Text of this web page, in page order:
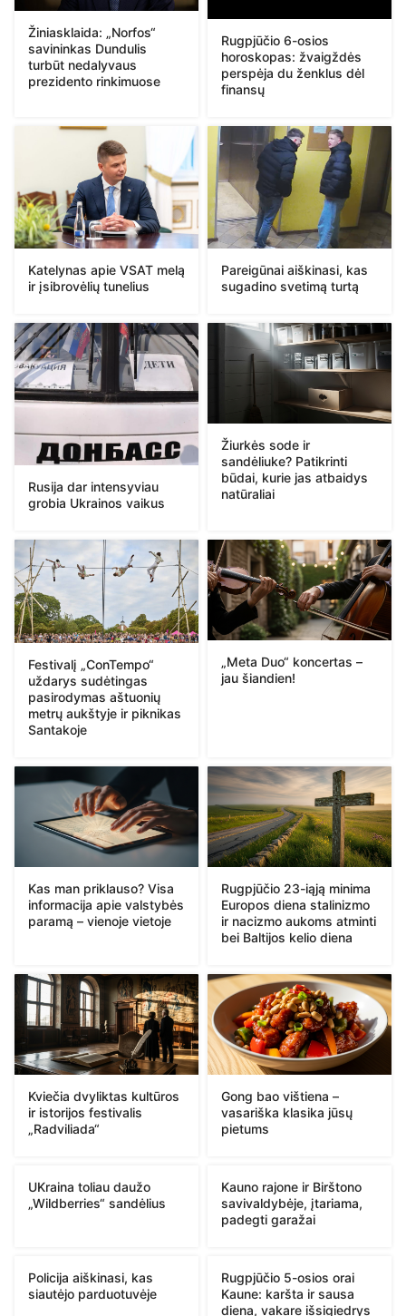
Žiniasklaida: „Norfos“
savininkas Dundulis
turbūt nedalyvaus
prezidento rinkimuose
Rugpjūčio 6-osios
horoskopas: žvaigždės
perspėja du ženklus dėl
finansų
Katelynas apie VSAT melą
ir įsibrovėlių tunelius
Pareigūnai aiškinasi, kas
sugadino svetimą turtą
Rusija dar intensyviau
grobia Ukrainos vaikus
Žiurkės sode ir
sandėliuke? Patikrinti
būdai, kurie jas atbaidys
natūraliai
Festivalį „ConTempo“
uždarys sudėtingas
pasirodymas aštuonių
metrų aukštyje ir piknikas
Santakoje
„Meta Duo“ koncertas –
jau šiandien!
Kas man priklauso? Visa
informacija apie valstybės
paramą – vienoje vietoje
Rugpjūčio 23-iąją minima
Europos diena stalinizmo
ir nacizmo aukoms atminti
bei Baltijos kelio diena
Kviečia dvyliktas kultūros
ir istorijos festivalis
„Radviliada“
Gong bao vištiena –
vasariška klasika jūsų
pietums
UKraina toliau daužo
„Wildberries“ sandėlius
Kauno rajone ir Birštono
savivaldybėje, įtariama,
padegti garažai
Policija aiškinasi, kas
siautėjo parduotuvėje
Rugpjūčio 5-osios orai
Kaune: karšta ir sausa
diena, vakare išsigiedrys